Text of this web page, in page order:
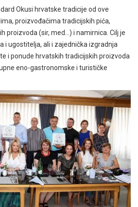
Okusi hrvatske tradicije od ove
proizvođačima tradicijskih pića,
proizvoda (sir, med…) i namirnica. Cilj je
i ugostitelja, ali i zajednička izgradnja
i ponude hrvatskih tradicijskih proizvoda
eno-gastronomske i turističke